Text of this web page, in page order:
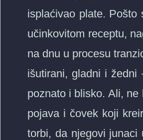
isplaćivao plate.
učinkovitom receptu,
na dnu u procesu
išutirani, gladni i
poznato i blisko. Ali,
pojava i čovek koji
torbi, da njegovi